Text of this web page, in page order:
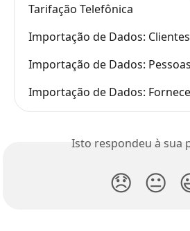
Tarifação Telefônica
Importação de Dados: Clientes
Importação de Dados: Pessoas
Importação de Dados:
Isto respondeu à sua
😞 😐